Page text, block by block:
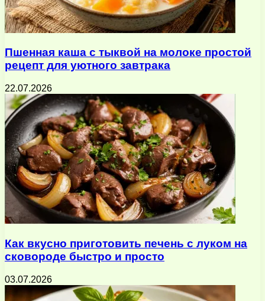
Пшенная каша с тыквой на молоке простой
рецепт для уютного завтрака
22.07.2026
Как вкусно приготовить печень с луком на
сковороде быстро и просто
03.07.2026